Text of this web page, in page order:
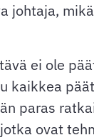
johtaja,
ei ole
kaikkea
paras
ovat